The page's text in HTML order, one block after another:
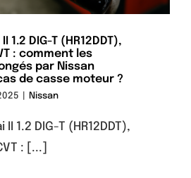
1.2 DIG-T (HR12DDT),
: comment les
par Nissan
de casse moteur ?
Nissan
1.2 DIG-T (HR12DDT),
: [...]